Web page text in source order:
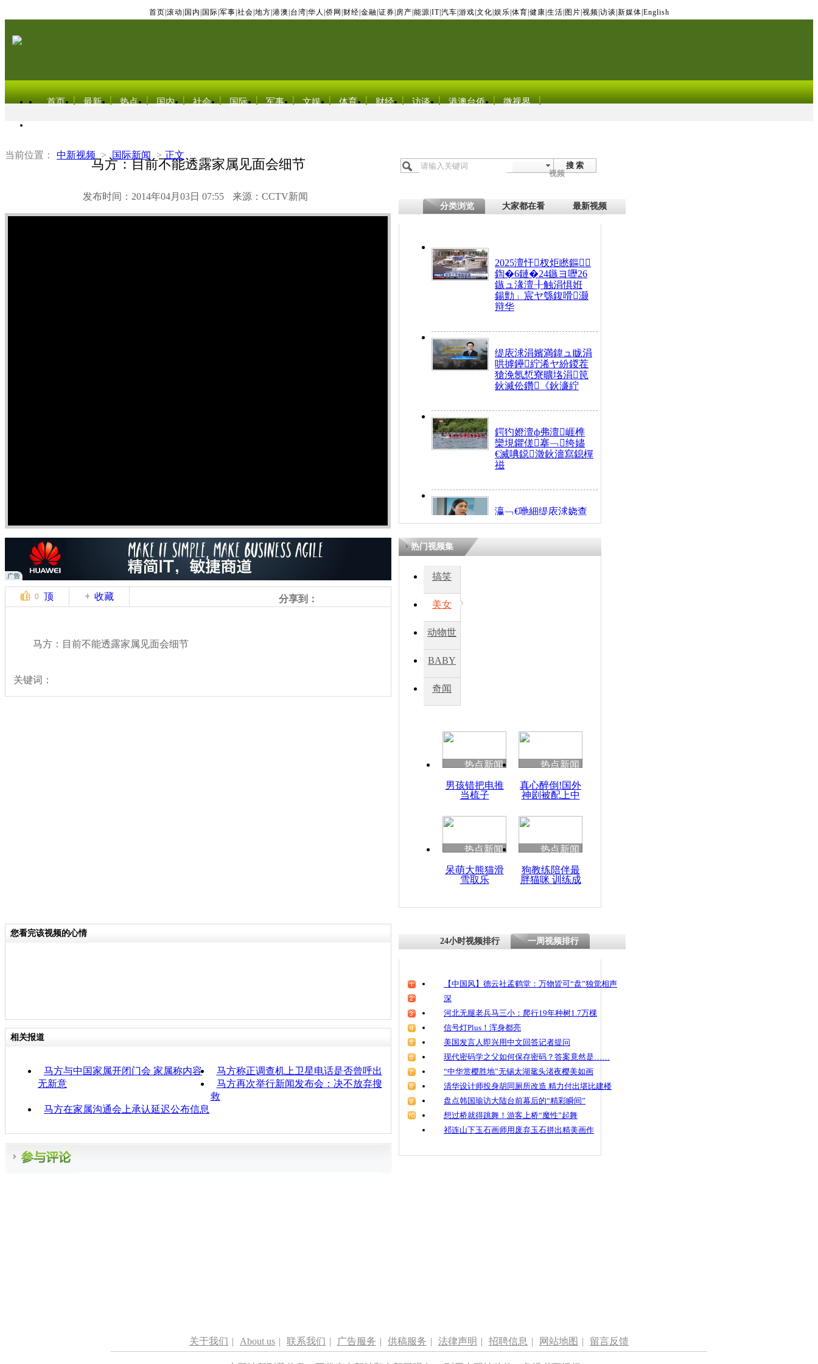
首页 滚动 国内 国际 军事 社会 地方 港澳 台湾 华人 侨网 财经 金融 证券 房产 能源 IT| 汽车 游戏 文化 娱乐 体育 健康 生活 图片 视频 访谈 新媒体 English
首页 最新 热点 国内 社会 国际 军事 文娱 体育 财经 访谈 港澳台侨 微视界
当前位置： 中新视频 > 国际新闻 > 正文
马方：目前不能透露家属见面会细节
发布时间：2014年04月03日 07:55 来源：CCTV新闻
搜 索
视频
分类浏览 大家都在看 最新视频
2025澶忓杈炬矁鏂
鍧�6鏈�24鏃ヨ嚦26
鏃ュ湪澶╂触涓惧姙
鍚勯」宸ヤ綔鍑嗗灏
辩华
缇庡浗涓嬪満鍏ュ眬涓
哄摢鑸紵浠ヤ紛鍐茬
獊浼氬惁寮曠垎涓笢
鈥滅伀鑽《鈥濓紵
鍔犳嬁澶ф弗澶崕榫
欒垷鑺傞搴﹁绔嬧
€滅唺鐚澂鈥濇寫鎴樿
禌
瀛﹁€咃細缇庡浗娆查
€间笢鍗椾簹涓庝腑鍥
熷悎浣� 涓ㄥ浗闄呰
0 顶 收藏 分享到：
马方：目前不能透露家属见面会细节
关键词：
热门视频集
搞笑
美女
动物世
BABY
秀
奇闻
热点新闻
男孩错把电推
当梳子
热点新闻
真心醉倒!国外
神剧被配上中
热点新闻
呆萌大熊猫滑
雪取乐
热点新闻
狗教练陪伴最
胖猫咪 训练成
您看完该视频的心情
相关报道
马方与中国家属开闭门会 家属称内容
无新意
马方称正调查机上卫星电话是否曾呼出
马方再次举行新闻发布会：决不放弃搜
救
马方在家属沟通会上承认延迟公布信息
24小时视频排行 一周视频排行
【中国风】德云社孟鹤堂：万物皆可“盘”独觉相声
深
河北无腿老兵马三小：爬行19年种树1.7万棵
信号灯Plus！浑身都亮
美国发言人即兴用中文回答记者提问
现代密码学之父如何保存密码？答案竟然是……
“中华赏樱胜地”无锡太湖鼋头渚夜樱美如画
清华设计师投身胡同厕所改造 精力付出堪比建楼
盘点韩国瑜访大陆台前幕后的“精彩瞬间”
想过桥就得跳舞！游客上桥“魔性”起舞
祁连山下玉石画师用废弃玉石拼出精美画作
关于我们 | About us | 联系我们 | 广告服务 | 供稿服务 | 法律声明 | 招聘信息 | 网站地图 | 留言反馈